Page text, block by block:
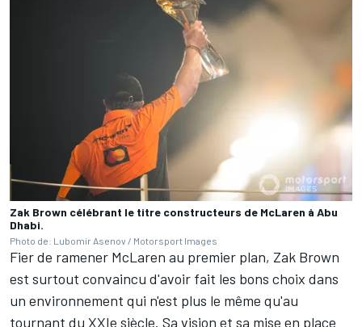
Zak Brown célébrant le titre constructeurs de McLaren à Abu
Dhabi.
Photo de: Lubomir Asenov / Motorsport Images
Fier de ramener McLaren au premier plan, Zak Brown
est surtout convaincu d'avoir fait les bons choix dans
un environnement qui n'est plus le même qu'au
tournant du XXIe siècle. Sa vision et sa mise en place